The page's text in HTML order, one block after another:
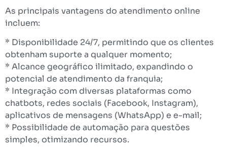
As principais vantagens do atendimento online
incluem:
* Disponibilidade 24/7, permitindo que os clientes
obtenham suporte a qualquer momento;
* Alcance geográfico ilimitado, expandindo o
potencial de atendimento da franquia;
* Integração com diversas plataformas como
chatbots, redes sociais (Facebook, Instagram),
aplicativos de mensagens (WhatsApp) e e-mail;
* Possibilidade de automação para questões
simples, otimizando recursos.